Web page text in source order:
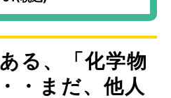
る、「化学物
・まだ、他人